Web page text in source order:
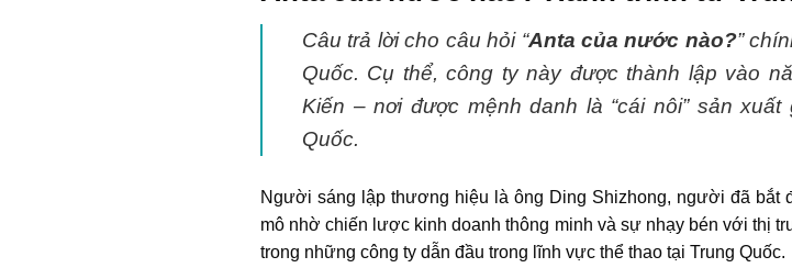
Câu trả lời cho câu hỏi “Anta của nước nào?”
Quốc. Cụ thể, công ty này được thành lập vào
Kiến – nơi được mệnh danh là “cái nôi” sản
Quốc.
Người sáng lập thương hiệu là ông Ding Shizhong, người đã bắt
mô nhờ chiến lược kinh doanh thông minh và sự nhạy bén với thị
trong những công ty dẫn đầu trong lĩnh vực thể thao tại Trung Quốc.